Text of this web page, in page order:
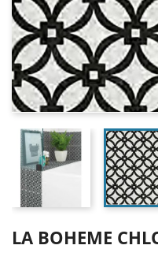
LA BOHEME